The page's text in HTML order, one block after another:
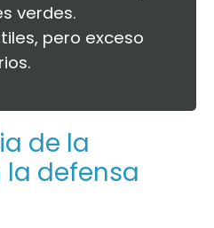
verdes.
pero exceso
de la
la defensa